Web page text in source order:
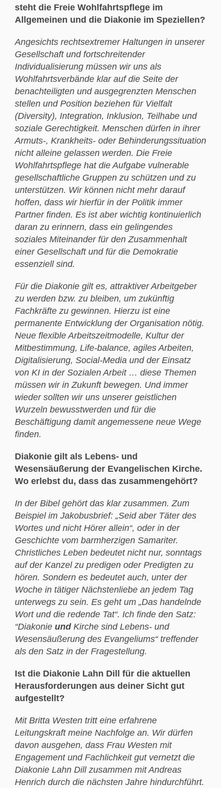
steht die Freie Wohlfahrtspflege im
Allgemeinen und die Diakonie im Speziellen?
Angesichts rechtsextremer Haltungen in unserer
Gesellschaft und fortschreitender
Individualisierung müssen wir uns als
Wohlfahrtsverbände klar auf die Seite der
benachteiligten und ausgegrenzten Menschen
stellen und Position beziehen für Vielfalt
(Diversity), Integration, Inklusion, Teilhabe und
soziale Gerechtigkeit. Menschen dürfen in ihrer
Armuts-, Krankheits- oder Behinderungssituation
nicht alleine gelassen werden. Die Freie
Wohlfahrtspflege hat die Aufgabe vulnerable
gesellschaftliche Gruppen zu schützen und zu
unterstützen. Wir können nicht mehr darauf
hoffen, dass wir hierfür in der Politik immer
Partner finden. Es ist aber wichtig kontinuierlich
daran zu erinnern, dass ein gelingendes
soziales Miteinander für den Zusammenhalt
einer Gesellschaft und für die Demokratie
essenziell sind.
Für die Diakonie gilt es, attraktiver Arbeitgeber
zu werden bzw. zu bleiben, um zukünftig
Fachkräfte zu gewinnen. Hierzu ist eine
permanente Entwicklung der Organisation nötig.
Neue flexible Arbeitszeitmodelle, Kultur der
Mitbestimmung, Life-balance, agiles Arbeiten,
Digitalisierung, Social-Media und der Einsatz
von KI in der Sozialen Arbeit … diese Themen
müssen wir in Zukunft bewegen. Und immer
wieder sollten wir uns unserer geistlichen
Wurzeln bewusstwerden und für die
Beschäftigung damit angemessene neue Wege
finden.
Diakonie gilt als Lebens- und
Wesensäußerung der Evangelischen Kirche.
Wo erlebst du, dass das zusammengehört?
In der Bibel gehört das klar zusammen. Zum
Beispiel im Jakobusbrief: „Seid aber Täter des
Wortes und nicht Hörer allein“, oder in der
Geschichte vom barmherzigen Samariter.
Christliches Leben bedeutet nicht nur, sonntags
auf der Kanzel zu predigen oder Predigten zu
hören. Sondern es bedeutet auch, unter der
Woche in tätiger Nächstenliebe an jedem Tag
unterwegs zu sein. Es geht um „Das handelnde
Wort und die redende Tat“. Ich finde den Satz:
“Diakonie undKirche sind Lebens- und
Wesensäußerung des Evangeliums“ treffender
als den Satz in der Fragestellung.
Ist die Diakonie Lahn Dill für die aktuellen
Herausforderungen aus deiner Sicht gut
aufgestellt?
Mit Britta Westen tritt eine erfahrene
Leitungskraft meine Nachfolge an. Wir dürfen
davon ausgehen, dass Frau Westen mit
Engagement und Fachlichkeit gut vernetzt die
Diakonie Lahn Dill zusammen mit Andreas
Henrich durch die nächsten Jahre hindurchführt.